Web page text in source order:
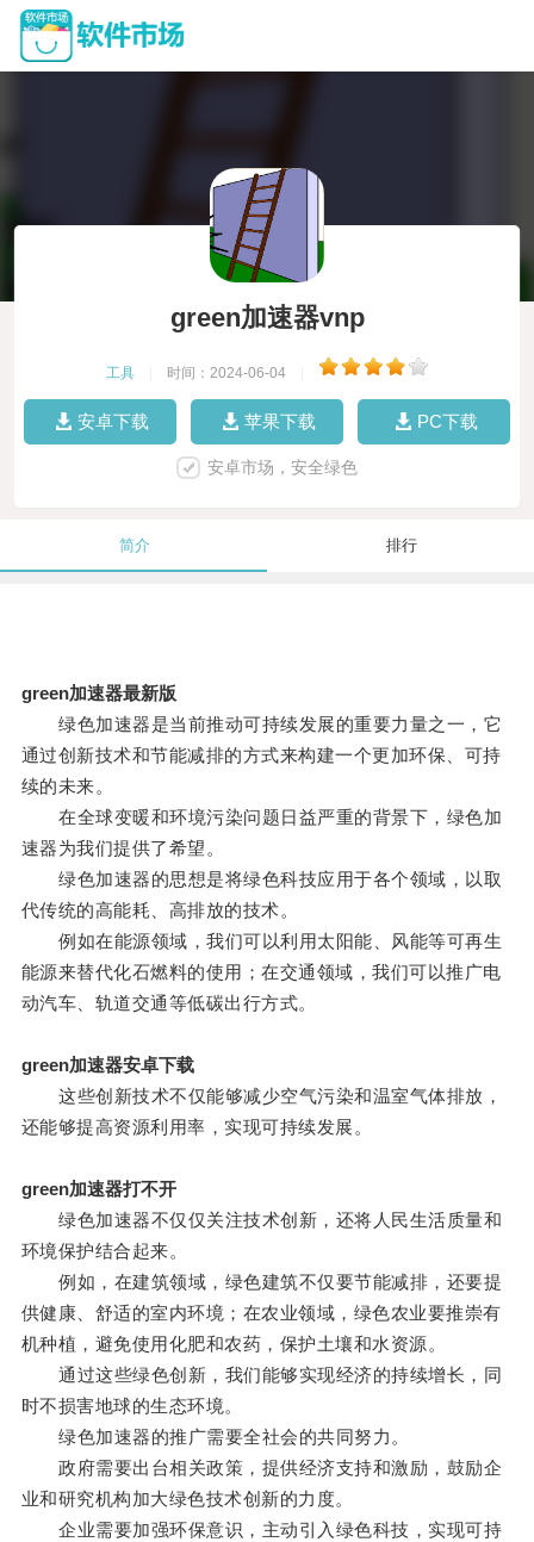
green加速器vnp
工具 时间：2024-06-04
安卓下载 苹果下载 PC下载
安卓市场，安全绿色
简介 排行
green加速器最新版
绿色加速器是当前推动可持续发展的重要力量之一，它
通过创新技术和节能减排的方式来构建一个更加环保、可持
续的未来。
在全球变暖和环境污染问题日益严重的背景下，绿色加
速器为我们提供了希望。
绿色加速器的思想是将绿色科技应用于各个领域，以取
代传统的高能耗、高排放的技术。
例如在能源领域，我们可以利用太阳能、风能等可再生
能源来替代化石燃料的使用；在交通领域，我们可以推广电
动汽车、轨道交通等低碳出行方式。
green加速器安卓下载
这些创新技术不仅能够减少空气污染和温室气体排放，
还能够提高资源利用率，实现可持续发展。
green加速器打不开
绿色加速器不仅仅关注技术创新，还将人民生活质量和
环境保护结合起来。
例如，在建筑领域，绿色建筑不仅要节能减排，还要提
供健康、舒适的室内环境；在农业领域，绿色农业要推崇有
机种植，避免使用化肥和农药，保护土壤和水资源。
通过这些绿色创新，我们能够实现经济的持续增长，同
时不损害地球的生态环境。
绿色加速器的推广需要全社会的共同努力。
政府需要出台相关政策，提供经济支持和激励，鼓励企
业和研究机构加大绿色技术创新的力度。
企业需要加强环保意识，主动引入绿色科技，实现可持